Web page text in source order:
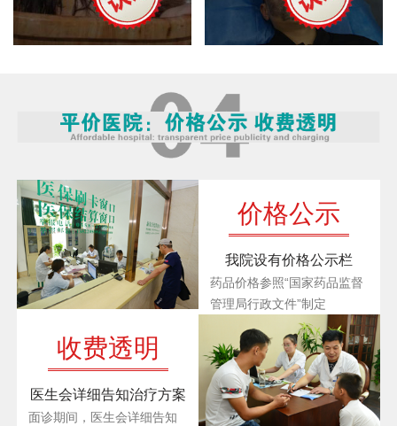
价格公示
我院设有价格公示栏
药品价格参照“国家药品监督
管理局行政文件”制定
收费透明
医生会详细告知治疗方案
面诊期间，医生会详细告知